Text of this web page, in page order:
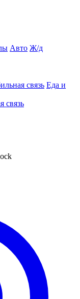
Авто Ж/д
связь Еда и
связь